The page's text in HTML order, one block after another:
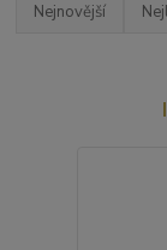
Nejnovější